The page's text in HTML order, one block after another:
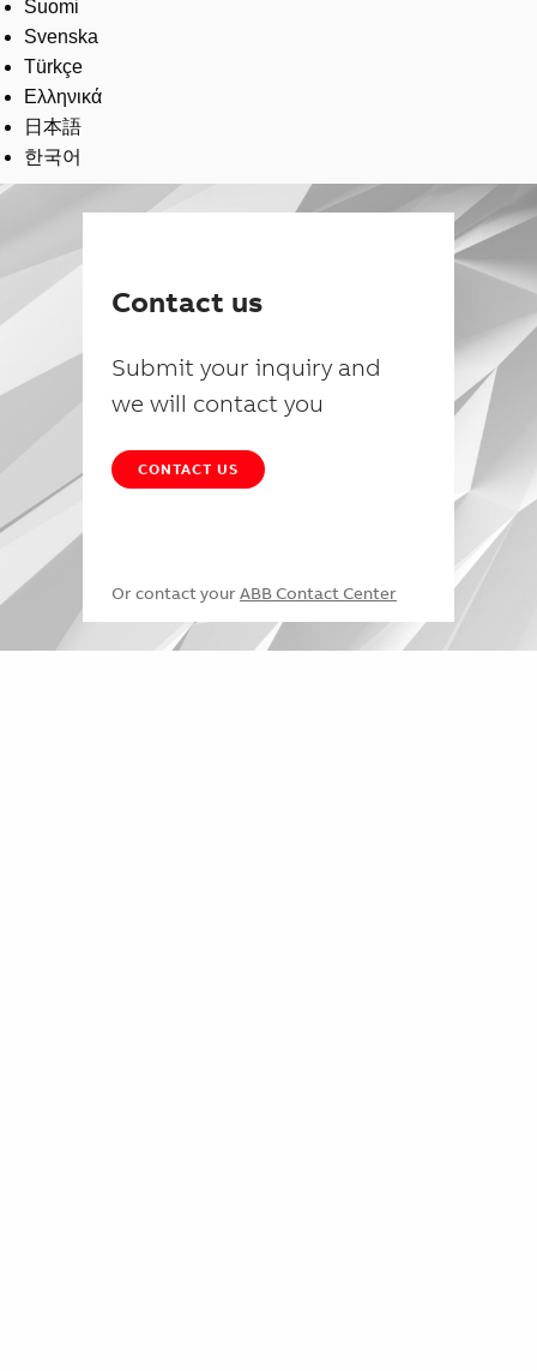
Suomi
Svenska
Türkçe
Ελληνικά
日本語
한국어
Contact us
Submit your inquiry and
we will contact you
CONTACT US
Or contact your ABB Contact Center